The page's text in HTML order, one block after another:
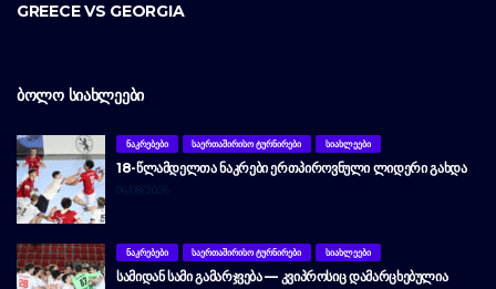
GREECE VS GEORGIA
ᲑᲝᲚᲝ ᲡᲘᲐᲮᲚᲔᲔᲑᲘ
ᲜᲐᲙᲠᲔᲑᲔᲑᲘ ᲡᲐᲔᲠᲗᲐᲨᲘᲠᲘᲡᲝ ᲢᲣᲠᲜᲘᲠᲔᲑᲘ ᲡᲘᲐᲮᲚᲔᲔᲑᲘ
18-ᲬᲚᲐᲛᲓᲔᲚᲗᲐ ᲜᲐᲙᲠᲔᲑᲘ ᲔᲠᲗᲞᲘᲠᲝᲕᲜᲣᲚᲘ ᲚᲘᲓᲔᲠᲘ ᲒᲐᲮᲓᲐ
06/08/2026
ᲜᲐᲙᲠᲔᲑᲔᲑᲘ ᲡᲐᲔᲠᲗᲐᲨᲘᲠᲘᲡᲝ ᲢᲣᲠᲜᲘᲠᲔᲑᲘ ᲡᲘᲐᲮᲚᲔᲔᲑᲘ
ᲡᲐᲛᲘᲓᲐᲜ ᲡᲐᲛᲘ ᲒᲐᲛᲐᲠᲯᲕᲔᲑᲐ — ᲙᲕᲘᲞᲠᲝᲡᲘᲪ ᲓᲐᲛᲐᲠᲪᲮᲔᲑᲣᲚᲘᲐ